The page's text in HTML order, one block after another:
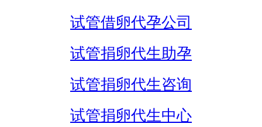
试管借卵代孕公司
试管捐卵代生助孕
试管捐卵代生咨询
试管捐卵代生中心